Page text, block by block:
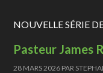
NOUVELLE SÉRIE
Pasteur James
28 MARS 2026 PAR